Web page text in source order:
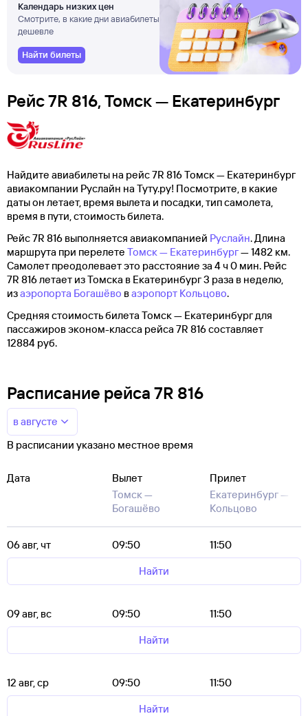
Календарь низких цен
Смотрите, в какие дни авиабилеты
дешевле
Найти билеты
Рейс 7R 816, Томск — Екатеринбург
Найдите авиабилеты на рейс 7R 816 Томск — Екатеринбург
авиакомпании Руслайн на Туту.ру! Посмотрите, в какие
даты он летает, время вылета и посадки, тип самолета,
время в пути, стоимость билета.
Рейс 7R 816 выполняется авиакомпанией Руслайн. Длина
маршрута при перелете Томск — Екатеринбург— 1482 км.
Самолет преодолевает это расстояние за 4 ч 0 мин. Рейс
7R 816 летает из Томска в Екатеринбург 3 раза в неделю,
изаэропорта Богашёво ваэропорт Кольцово.
Средняя стоимость билета Томск — Екатеринбург для
пассажиров эконом-класса рейса 7R 816 составляет
12884 руб.
Расписание рейса 7R 816
в августе
В расписании указано местное время
Дата
Вылет
Томск —
Богашёво
Прилет
Екатеринбург —
Кольцово
06 авг, чт 09:50
11:50
Найти
09 авг, вс 09:50
11:50
Найти
12 авг, ср 09:50
11:50
Найти